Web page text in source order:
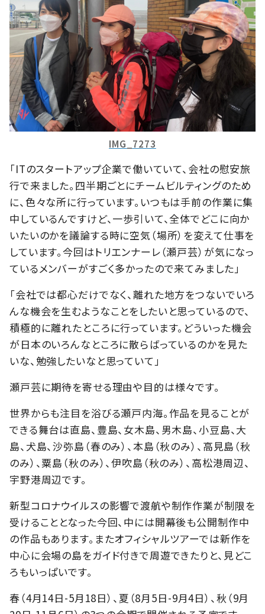
IMG_7273
「ITのスタートアップ企業で働いていて、会社の慰安旅
行で来ました。四半期ごとにチームビルティングのため
に、色々な所に行っています。いつもは手前の作業に集
中しているんですけど、一歩引いて、全体でどこに向か
いたいのかを議論する時に空気（場所）を変えて仕事を
しています。今回はトリエンナーレ（瀬戸芸）が気になっ
ているメンバーがすごく多かったので来てみました」
「会社では都心だけでなく、離れた地方をつないでいろ
んな機会を生むようなことをしたいと思っているので、
積極的に離れたところに行っています。どういった機会
が日本のいろんなところに散らばっているのかを見た
いな、勉強したいなと思っていて」
瀬戸芸に期待を寄せる理由や目的は様々です。
世界からも注目を浴びる瀬戸内海。作品を見ることが
できる舞台は直島、豊島、女木島、男木島、小豆島、大
島、犬島、沙弥島（春のみ）、本島（秋のみ）、高見島（秋
のみ）、粟島（秋のみ）、伊吹島（秋のみ）、高松港周辺、
宇野港周辺です。
新型コロナウイルスの影響で渡航や制作作業が制限を
受けることとなった今回、中には開幕後も公開制作中
の作品もあります。またオフィシャルツアーでは新作を
中心に会場の島をガイド付きで周遊できたりと、見どこ
ろもいっぱいです。
春（4月14日-5月18日）、夏（8月5日-9月4日）、秋（9月